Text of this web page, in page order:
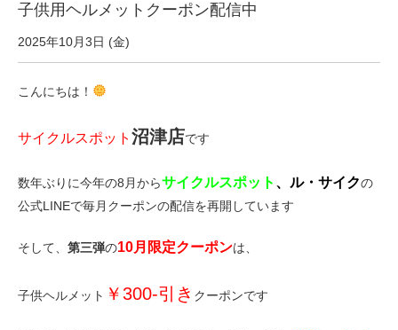
SpotMateログイン
PB全車種カタログ
Norwayシリーズ
eVita
コンテンツ
子供用ヘルメットクーポン配信中
2025年10月3日 (金)
こんにちは！
サイクルスポット 沼津店です
数年ぶりに今年の8月からサイクルスポット 、ル・サイクの
公式LINEで毎月クーポンの配信を再開しています
そして、 第三弾の10月限定クーポンは、
子供ヘルメット ￥300-引き クーポンです